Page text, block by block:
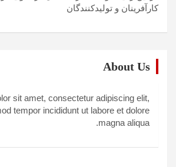
کارآفرینان و تولیدکنندگان
About Us
sit amet, consectetur adipiscing elit,
tempor incididunt ut labore et dolore
magna aliqua.